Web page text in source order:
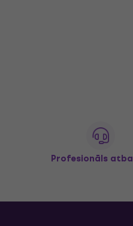
Profesionāls